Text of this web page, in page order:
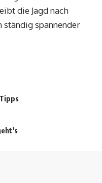
die Jagd nach
ständig spannender